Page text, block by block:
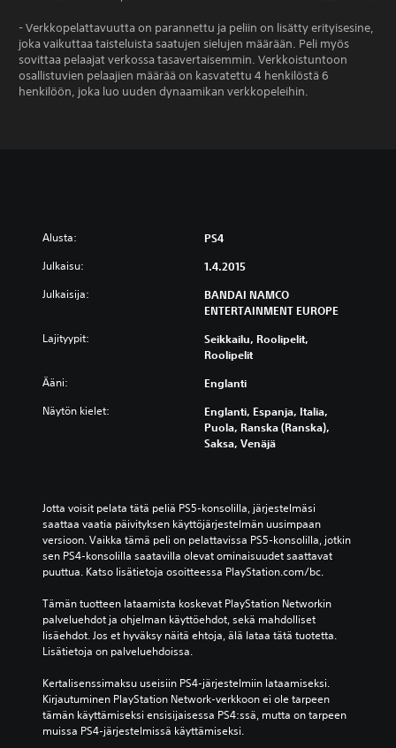
- Verkkopelattavuutta on parannettu ja peliin on lisätty erityisesine,
joka vaikuttaa taisteluista saatujen sielujen määrään. Peli myös
sovittaa pelaajat verkossa tasavertaisemmin. Verkkoistuntoon
osallistuvien pelaajien määrää on kasvatettu 4 henkilöstä 6
henkilöön, joka luo uuden dynaamikan verkkopeleihin.
Alusta: PS4
Julkaisu: 1.4.2015
Julkaisija:
BANDAI NAMCO
ENTERTAINMENT EUROPE
Lajityypit:
Seikkailu, Roolipelit,
Roolipelit
Ääni: Englanti
Näytön kielet:
Englanti, Espanja, Italia,
Puola, Ranska (Ranska),
Saksa, Venäjä
Jotta voisit pelata tätä peliä PS5-konsolilla, järjestelmäsi
saattaa vaatia päivityksen käyttöjärjestelmän uusimpaan
versioon. Vaikka tämä peli on pelattavissa PS5-konsolilla, jotkin
sen PS4-konsolilla saatavilla olevat ominaisuudet saattavat
puuttua. Katso lisätietoja osoitteessa PlayStation.com/bc.
Tämän tuotteen lataamista koskevat PlayStation Networkin
palveluehdot ja ohjelman käyttöehdot, sekä mahdolliset
lisäehdot. Jos et hyväksy näitä ehtoja, älä lataa tätä tuotetta.
Lisätietoja on palveluehdoissa.
Kertalisenssimaksu useisiin PS4-järjestelmiin lataamiseksi.
Kirjautuminen PlayStation Network-verkkoon ei ole tarpeen
tämän käyttämiseksi ensisijaisessa PS4:ssä, mutta on tarpeen
muissa PS4-järjestelmissä käyttämiseksi.